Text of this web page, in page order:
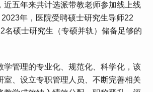
近五年来共计选派带教老师参加线上线
年，医院受聘硕士研究生导师22
名硕士研究生（专硕并轨）储备足够的
管理的专业化、规范化、科学化，该
室、设立专职管理人员、不断完善相关